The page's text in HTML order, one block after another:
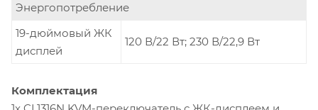
Энергопотребление
19-дюймовый ЖК
дисплей
120 В/22 Вт; 230 В/22,9 Вт
Комплектация